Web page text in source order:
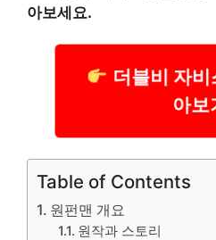
아보세요.
더블비 자
아보
Table of Contents
원펀맨 개요
원작과 스토리